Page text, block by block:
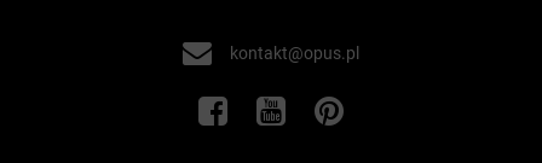
kontakt@opus.pl